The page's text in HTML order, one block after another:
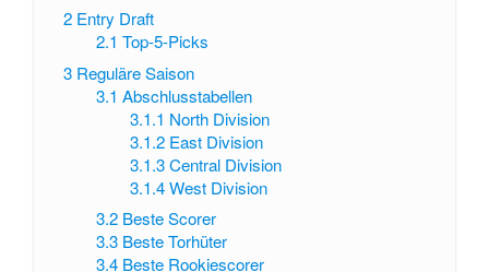
2 Entry Draft
2.1 Top-5-Picks
3 Reguläre Saison
3.1 Abschlusstabellen
3.1.1 North Division
3.1.2 East Division
3.1.3 Central Division
3.1.4 West Division
3.2 Beste Scorer
3.3 Beste Torhüter
3.4 Beste Rookiescorer